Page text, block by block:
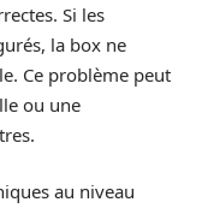
Si les
la box ne
Ce problème peut
ou une
au niveau